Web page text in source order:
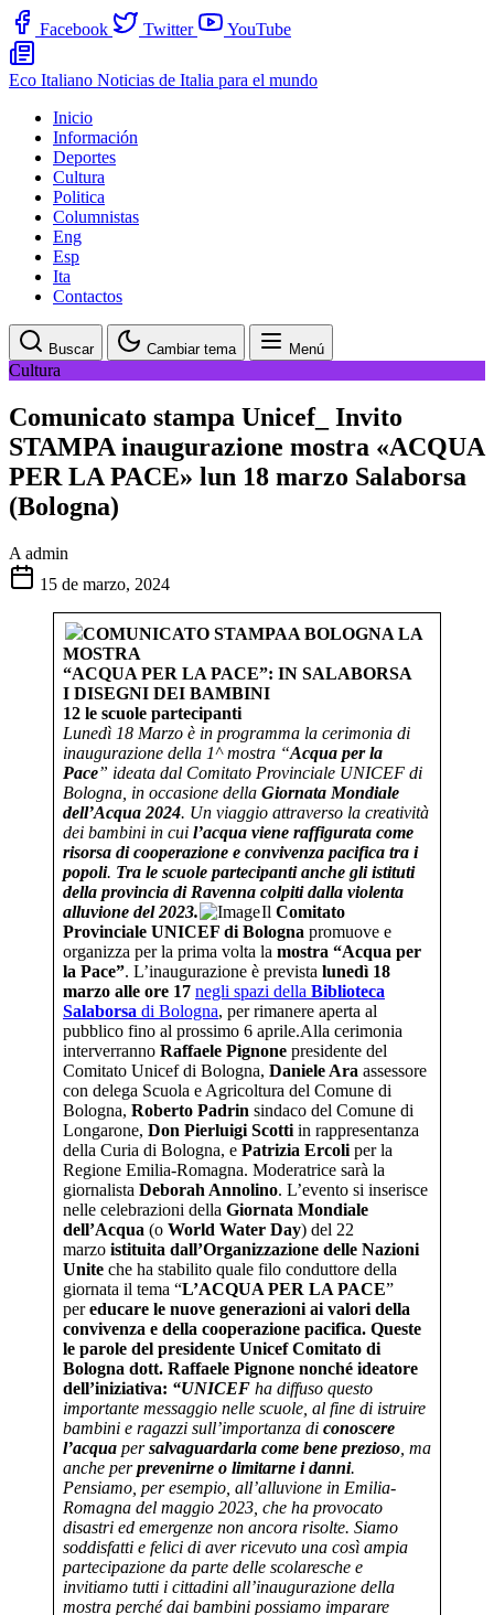
Facebook Twitter YouTube
Eco Italiano Noticias de Italia para el mundo
Inicio
Información
Deportes
Cultura
Politica
Columnistas
Eng
Esp
Ita
Contactos
Buscar Cambiar tema Menú
Cultura
Comunicato stampa Unicef_ Invito
STAMPA inaugurazione mostra «ACQUA
PER LA PACE» lun 18 marzo Salaborsa
(Bologna)
A admin
15 de marzo, 2024
COMUNICATO STAMPAA BOLOGNA LA
MOSTRA
“ACQUA PER LA PACE”: IN SALABORSA
I DISEGNI DEI BAMBINI
12 le scuole partecipanti
Lunedì 18 Marzo è in programma la cerimonia di
inaugurazione della 1^ mostra “Acqua per la
Pace” ideata dal Comitato Provinciale UNICEF di
Bologna, in occasione della Giornata Mondiale
dell’Acqua 2024. Un viaggio attraverso la creatività
dei bambini in cui l’acqua viene raffigurata come
risorsa di cooperazione e convivenza pacifica tra i
popoli. Tra le scuole partecipanti anche gli istituti
della provincia di Ravenna colpiti dalla violenta
alluvione del 2023.
Il Comitato
Provinciale UNICEF di Bologna promuove e
organizza per la prima volta la mostra “Acqua per
la Pace”. L’inaugurazione è prevista lunedì 18
marzo alle ore 17 negli spazi della Biblioteca
Salaborsa di Bologna, per rimanere aperta al
pubblico fino al prossimo 6 aprile.Alla cerimonia
interverranno Raffaele Pignone presidente del
Comitato Unicef di Bologna, Daniele Ara assessore
con delega Scuola e Agricoltura del Comune di
Bologna, Roberto Padrin sindaco del Comune di
Longarone, Don Pierluigi Scotti in rappresentanza
della Curia di Bologna, e Patrizia Ercoli per la
Regione Emilia-Romagna. Moderatrice sarà la
giornalista Deborah Annolino. L’evento si inserisce
nelle celebrazioni della Giornata Mondiale
dell’Acqua (o World Water Day) del 22
marzo istituita dall’Organizzazione delle Nazioni
Unite che ha stabilito quale filo conduttore della
giornata il tema “L’ACQUA PER LA PACE”
pereducare le nuove generazioni ai valori della
convivenza e della cooperazione pacifica. Queste
le parole del presidente Unicef Comitato di
Bologna dott. Raffaele Pignone nonché ideatore
dell’iniziativa: “UNICEF ha diffuso questo
importante messaggio nelle scuole, al fine di istruire
bambini e ragazzi sull’importanza di conoscere
l’acqua persalvaguardarla come bene prezioso , ma
anche perprevenirne o limitarne i danni.
Pensiamo, per esempio, all’alluvione in Emilia-
Romagna del maggio 2023, che ha provocato
disastri ed emergenze non ancora risolte. Siamo
soddisfatti e felici di aver ricevuto una così ampia
partecipazione da parte delle scolaresche e
invitiamo tutti i cittadini all’inaugurazione della
mostra perché dai bambini possiamo imparare